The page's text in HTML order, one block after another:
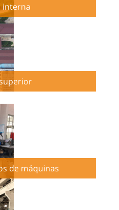
interna
de máquinas